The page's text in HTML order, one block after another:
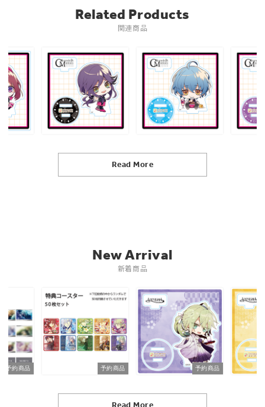
Related Products
関連商品
Read More
New Arrival
新着商品
予約商品 予約商品 予約商品
Read More